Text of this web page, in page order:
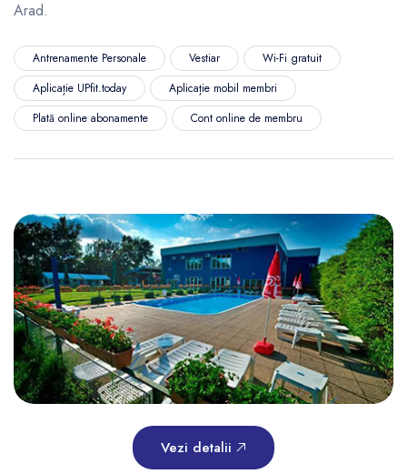
Arad.
Antrenamente Personale Vestiar
Wi-Fi gratuit
Aplicație UPfit.today
Aplicație mobil membri
Plată online abonamente
Cont online de membru
Vezi detalii